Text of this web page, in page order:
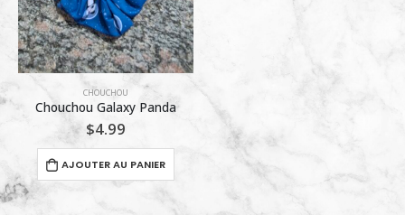
CHOUCHOU
Chouchou Galaxy Panda
$4.99
AJOUTER AU PANIER